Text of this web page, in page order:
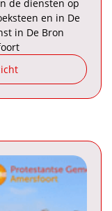
de diensten op
en in De
in De Bron